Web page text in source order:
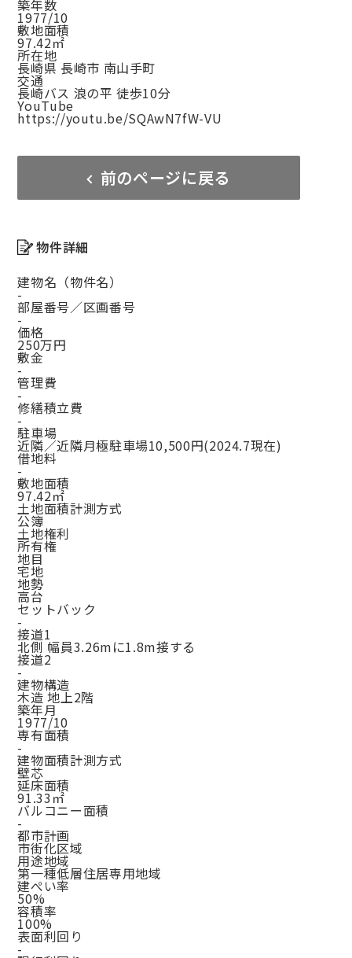
築年数
1977/10
敷地面積
97.42㎡
所在地
長崎県 長崎市 南山手町
交通
長崎バス 浪の平 徒歩10分
YouTube
https://youtu.be/SQAwN7fW-VU
前のページに戻る
物件詳細
建物名（物件名）
-
部屋番号／区画番号
-
価格
250万円
敷金
-
管理費
-
修繕積立費
-
駐車場
近隣／近隣月極駐車場10,500円(2024.7現在)
借地料
-
敷地面積
97.42㎡
土地面積計測方式
公簿
土地権利
所有権
地目
宅地
地勢
高台
セットバック
-
接道1
北側 幅員3.26mに1.8m接する
接道2
-
建物構造
木造 地上2階
築年月
1977/10
専有面積
-
建物面積計測方式
壁芯
延床面積
91.33㎡
バルコニー面積
-
都市計画
市街化区域
用途地域
第一種低層住居専用地域
建ぺい率
50%
容積率
100%
表面利回り
-